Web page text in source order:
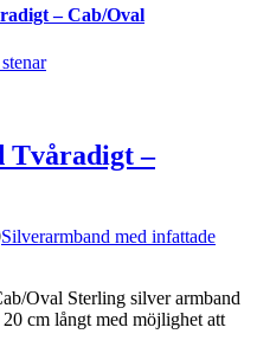
– Cab/Oval
Tvåradigt –
Silverarmband med infattade
Oval Sterling silver armband
cm långt med möjlighet att